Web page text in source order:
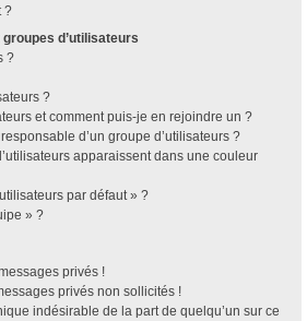
?
d’utilisateurs
?
?
et comment puis-je en rejoindre un ?
d’un groupe d’utilisateurs ?
apparaissent dans une couleur
par défaut » ?
» ?
privés !
privés non sollicités !
indésirable de la part de quelqu’un sur ce